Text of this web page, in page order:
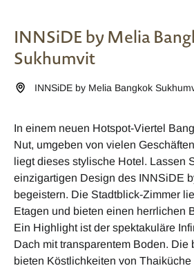
INNSiDE by Melia
Sukhumvit
INNSiDE by Melia Bangkok
In einem neuen Hotspot-Viertel
Nut, umgeben von vielen
liegt dieses stylische Hotel. Lassen
einzigartigen Design des INNSiDE
begeistern. Die Stadtblick-Zimmer
Etagen und bieten einen herrlichen
Ein Highlight ist der spektakuläre
Dach mit transparentem Boden. Die
bieten Köstlichkeiten von